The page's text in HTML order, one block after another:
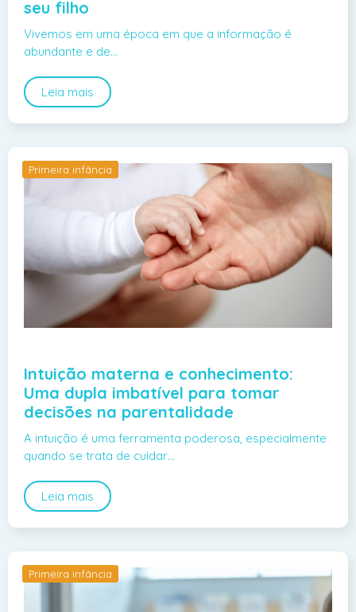
seu filho
Vivemos em uma época em que a informação é
abundante e de…
Leia mais
Primeira infância
Intuição materna e conhecimento:
Uma dupla imbatível para tomar
decisões na parentalidade
A intuição é uma ferramenta poderosa, especialmente
quando se trata de cuidar…
Leia mais
Primeira infância